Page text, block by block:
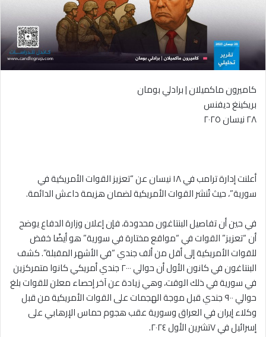
كاميرون ماكميلان | برادلي بومان
بريكينغ ديفنس
٢٨ نيسان ٢٠٢٥
أعلنت إدارة ترامب في ١٨ نيسان عن “تعزيز القوات الأمريكية في
سورية”، حيث تُنشر القوات الأمريكية لضمان هزيمة داعش الدائمة.
في حين أن تفاصيل البنتاغون محدودة، فإن إعلان وزارة الدفاع يوضح
أن “تعزيز” القوات في “مواقع مختارة في سورية” هو أيضًا خفض
للقوات الأمريكية إلى أقل من ألف جندي “في الأشهر المقبلة”. كشف
البنتاغون في كانون الأول أن حوالي ٢٠٠٠ جندي أمريكي كانوا متمركزين
في سورية في ذلك الوقت، وهي زيادة عن آخر إحصاء معلن للقوات بلغ
حوالي ٩٠٠ جندي قبل موجة الهجمات على القوات الأمريكية من قبل
وكلاء إيران في العراق وسورية عقب هجوم حماس الإرهابي على
إسرائيل في ٧تشرين الأول ٢٠٢٤.